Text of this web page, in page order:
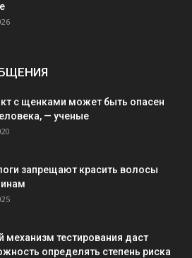
с щенками может быть опасен
— ученые
запрещают красить волосы
механизм тестирования даст
определять степень риска